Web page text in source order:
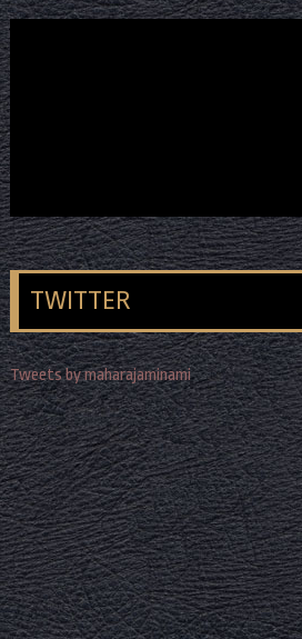
TWITTER
Tweets by maharajaminami